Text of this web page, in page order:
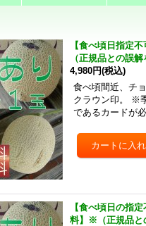
【食べ頃日指定
（正規品との誤
4,980円(税込)
食べ頃間近、チ
クラウン印。 ※
であるカードが
【食べ頃日の指
料】※（正規品と